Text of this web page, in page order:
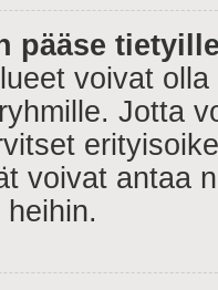
pääse
voivat
Jotta
voivat antaa